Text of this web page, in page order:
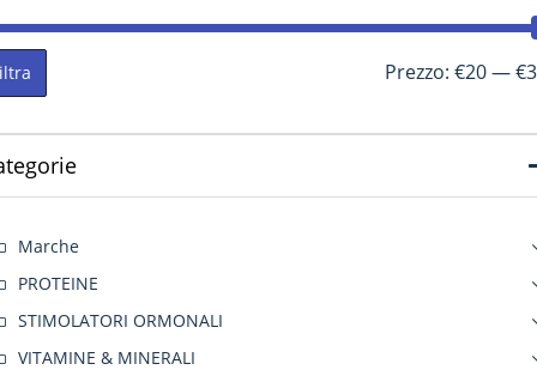
Prezzo: €20—
Marche
PROTEINE
STIMOLATORI ORMONALI
VITAMINE & MINERALI